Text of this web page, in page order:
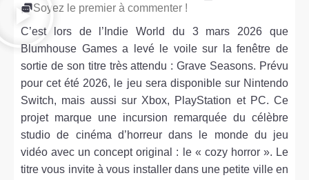
Soyez le premier à commenter !
C’est lors de l’Indie World du 3 mars 2026 que
Blumhouse Games a levé le voile sur la fenêtre de
sortie de son titre très attendu : Grave Seasons. Prévu
pour cet été 2026, le jeu sera disponible sur Nintendo
Switch, mais aussi sur Xbox, PlayStation et PC. Ce
projet marque une incursion remarquée du célèbre
studio de cinéma d’horreur dans le monde du jeu
vidéo avec un concept original : le « cozy horror ». Le
titre vous invite à vous installer dans une petite ville en